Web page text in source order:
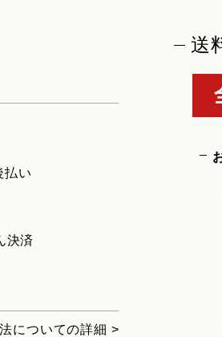
払い
決済
についての詳細 >
送